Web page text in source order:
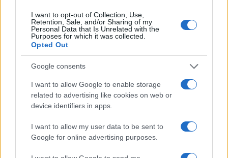
I want to opt-out of Collection, Use,
Retention, Sale, and/or Sharing of my
Personal Data that Is Unrelated with the
Purposes for which it was collected.
Opted Out
Google consents
I want to allow Google to enable storage
related to advertising like cookies on web or
device identifiers in apps.
I want to allow my user data to be sent to
Google for online advertising purposes.
Brent cae un 8.3% y arrastra a las materias primas en agosto
Lucía Herrera · 6 Ago 2026